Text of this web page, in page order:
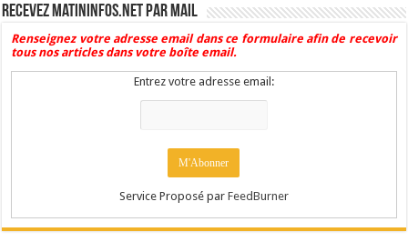
Recevez Matininfos.net par mail
Renseignez votre adresse email dans ce formulaire afin de recevoir
tous nos articles dans votre boîte email.
Entrez votre adresse email:
Service Proposé par FeedBurner